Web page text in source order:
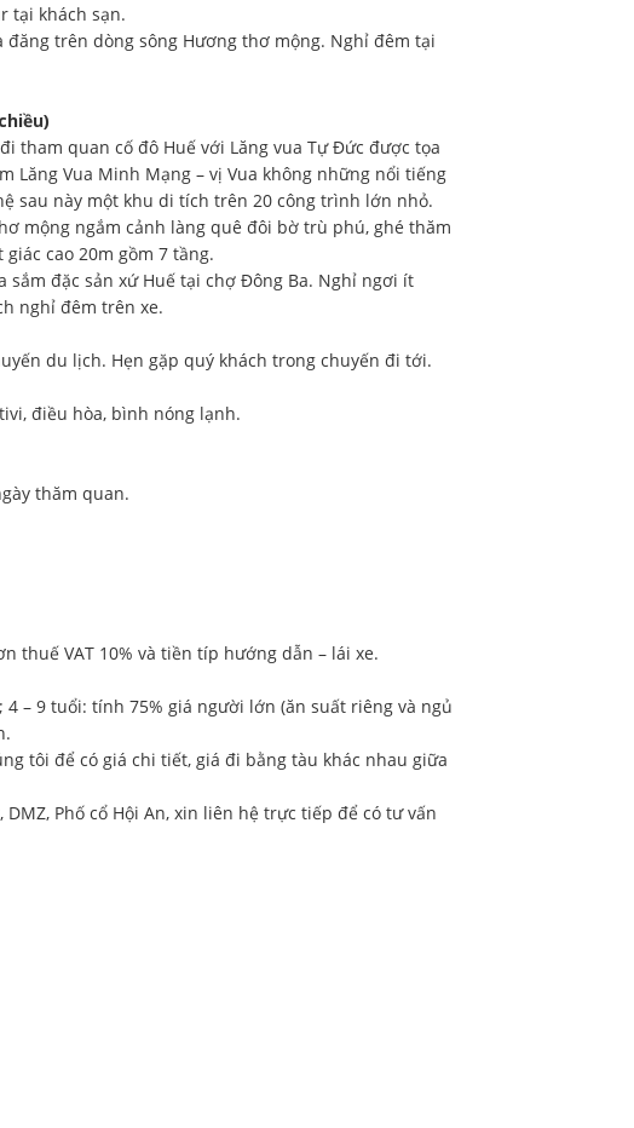
tại khách sạn.
trên dòng sông Hương thơ mộng. Nghỉ đêm tại
tham quan cố đô Huế với Lăng vua Tự Đức được tọa
Lăng Vua Minh Mạng – vị Vua không những nổi tiếng
sau này một khu di tích trên 20 công trình lớn nhỏ.
mộng ngắm cảnh làng quê đôi bờ trù phú, ghé thăm
cao 20m gồm 7 tầng.
đặc sản xứ Huế tại chợ Đông Ba. Nghỉ ngơi ít
nghỉ đêm trên xe.
du lịch. Hẹn gặp quý khách trong chuyến đi tới.
điều hòa, bình nóng lạnh.
thăm quan.
thuế VAT 10% và tiền típ hướng dẫn – lái xe.
– 9 tuổi: tính 75% giá người lớn (ăn suất riêng và ngủ
tôi để có giá chi tiết, giá đi bằng tàu khác nhau giữa
Phố cổ Hội An, xin liên hệ trực tiếp để có tư vấn